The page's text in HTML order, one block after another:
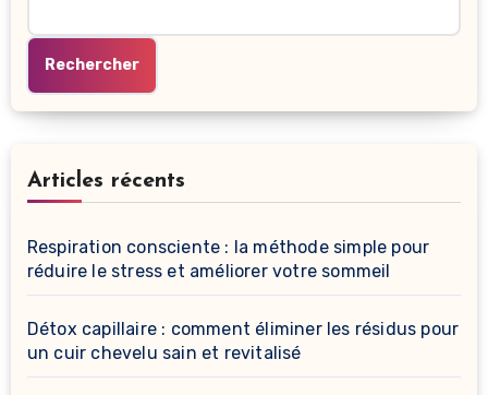
Rechercher
Articles récents
Respiration consciente : la méthode simple pour
réduire le stress et améliorer votre sommeil
Détox capillaire : comment éliminer les résidus pour
un cuir chevelu sain et revitalisé